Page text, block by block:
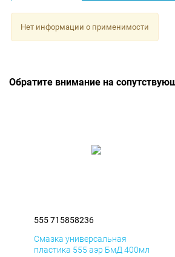
Нет информации о применимости
Обратите внимание на
555 715858236
Смазка универсальная
пластика 555 аэр БмД 400мл